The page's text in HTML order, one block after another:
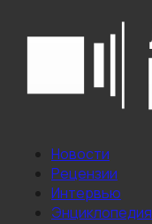
Новости
Рецензии
Интервью
Энциклопедия